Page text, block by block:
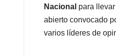
p
p
o
k
I
n
Nacional para
abierto convocado
varios líderes de